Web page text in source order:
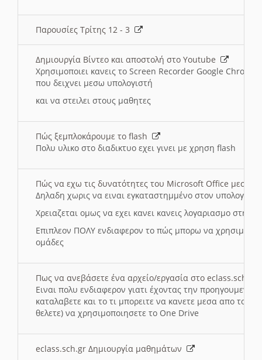
Παρουσίες Τρίτης 12 - 3
Δημιουργία Βίντεο και αποστολή στο Youtube
Χρησιμοποιει κανεις το Screen Recorder Google Chrome
που δειχνει μεσω υπολογιστή
και να στειλει στους μαθητες
Πώς ξεμπλοκάρουμε το flash
Πολυ υλικο στο διαδικτυο εχει γινει με χρηση flash
Πώς να εχω τις δυνατότητες του Microsoft Office μεσω
Δηλαδη χωρις να ειναι εγκαταστημμένο στον
Χρειαζεται ομως να εχει κανει κανεις λογαριασμο στη
Επιπλεον ΠΟΛΥ ενδιαφερον το πώς μπορω να
ομάδες
Πως να ανεβάσετε ένα αρχείο/εργασία στο eclass.sch.gr
Ειναι πολυ ενδιαφερον γιατι έχοντας την
καταλαβετε και το τι μπορειτε να κανετε μεσα απο το
θελετε) να χρησιμοποιησετε το One Drive
eclass.sch.gr Δημιουργία μαθημάτων